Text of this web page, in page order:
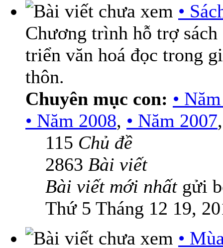
•
Chương trình hỗ trợ
triển văn hoá đọc trong
thôn.
Chuyên mục con: •
• Năm 2008, • Năm 2007
115 Chủ đề
2863 Bài viết
Bài viết mới nhấtgửi
Thứ 5 Tháng 12 19,
•